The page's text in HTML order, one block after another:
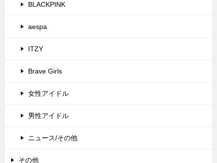
BLACKPINK
aespa
ITZY
Brave Girls
女性アイドル
男性アイドル
ニュース/その他
その他